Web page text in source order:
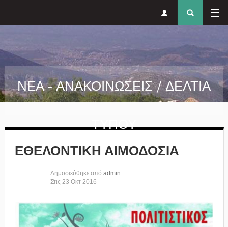
μενού
ΝΕΑ - ΑΝΑΚΟΙΝΩΣΕΙΣ / ΔΕΛΤΙΑ
ΤΥΠΟΥ
ΕΘΕΛΟΝΤΙΚΗ ΑΙΜΟΔΟΣΙΑ
Δημοσιεύθηκε από admin
Στις 23 Οκτ 2016